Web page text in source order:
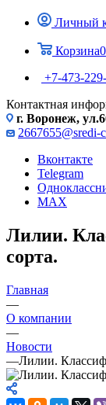
Личный
Корзина0
+7-473-
Контактная
г. Воронеж,
2667655@sredi-
Вконтакте
Telegram
MAX
Лилии.
сорта.
Главная
—
О компании
—
Новости
—Лилии.